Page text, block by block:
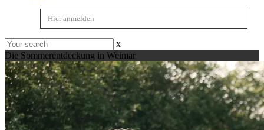
Hier anmelden
x
Die Sommerentdeckung in Weimar